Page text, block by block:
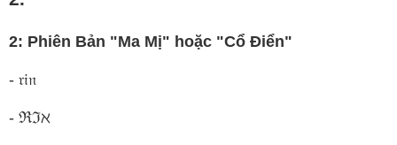
2: Phiên Bản "Ma Mị" hoặc "Cổ Điển"
- 𝔯𝔦𝔫
- ℜℑℵ